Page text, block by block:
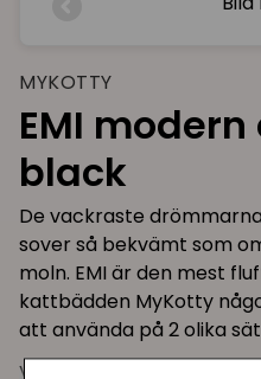
MYKOTTY
EMI
black
De vackraste
sover så bekvämt som
moln. EMI är den mest
kattbädden MyKotty
att använda på 2 olika
Vikt: EMI skapar en